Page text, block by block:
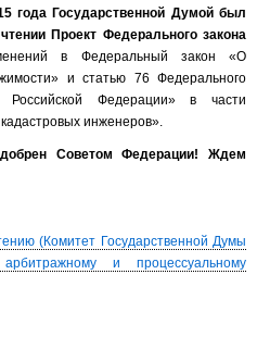
года Государственной Думой был
Проект Федерального закона
в Федеральный закон «О
и статью 76 Федерального
Федерации» в части
инженеров».
Советом Федерации! Ждем
(Комитет Государственной Думы
и процессуальному